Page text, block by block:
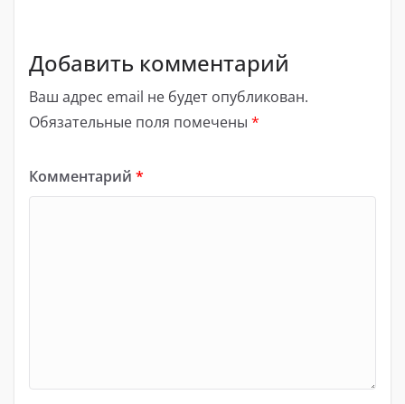
Добавить комментарий
Ваш адрес email не будет опубликован.
Обязательные поля помечены *
Комментарий *